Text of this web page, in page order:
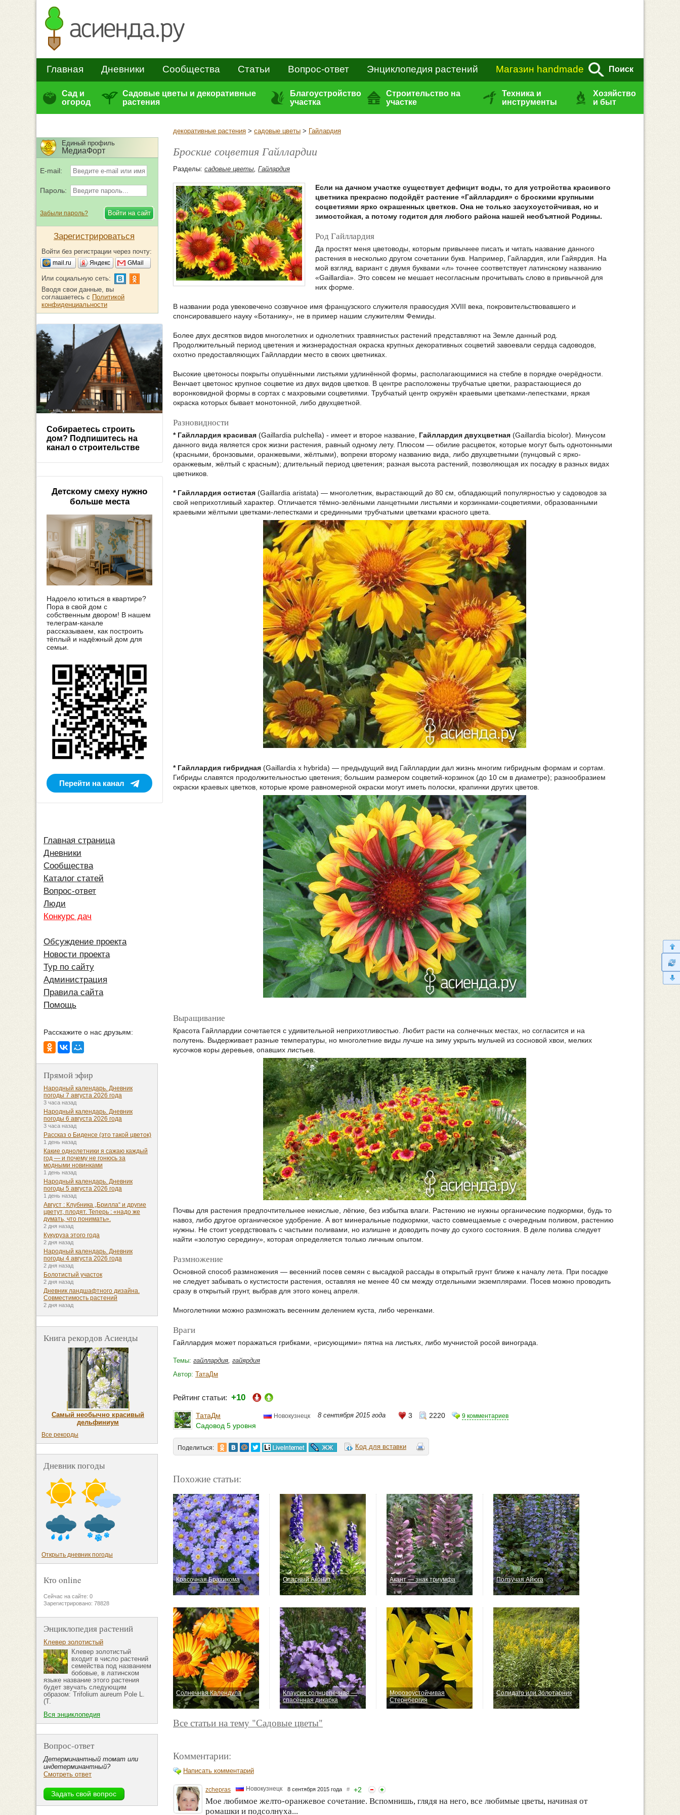
Главная Дневники Сообщества Статьи Вопрос-ответ Энциклопедия растений Магазин handmade Поиск
Сад и
огород
Садовые цветы и декоративные
растения
Благоустройство
участка
Строительство на
участке
Техника и
инструменты
Хозяйство
и быт
декоративные растения > садовые цветы > Гайлардия
Броские соцветия Гайллардии
Разделы: садовые цветы, Гайлардия
Если на дачном участке существует дефицит воды, то для устройства красивого
цветника прекрасно подойдёт растение «Гайллардия» с броскими крупными
соцветиями ярко окрашенных цветков. Она не только засухоустойчивая, но и
зимостойкая, а потому годится для любого района нашей необъятной Родины.
Род Гайллардия
Да простят меня цветоводы, которым привычнее писать и читать название данного
растения в несколько другом сочетании букв. Например, Гайлардия, или Гайярдия. На
мой взгляд, вариант с двумя буквами «л» точнее соответствует латинскому названию
«Gaillardia». Это совсем не мешает несогласным прочитывать слово в привычной для
них форме.
В названии рода увековечено созвучное имя французского служителя правосудия XVIII века, покровительствовавшего и
спонсировавшего науку «Ботанику», не в пример нашим служителям Фемиды.
Более двух десятков видов многолетних и однолетних травянистых растений представляют на Земле данный род.
Продолжительный период цветения и жизнерадостная окраска крупных декоративных соцветий завоевали сердца садоводов,
охотно предоставляющих Гайллардии место в своих цветниках.
Высокие цветоносы покрыты опушёнными листьями удлинённой формы, располагающимися на стебле в порядке очерёдности.
Венчает цветонос крупное соцветие из двух видов цветков. В центре расположены трубчатые цветки, разрастающиеся до
воронковидной формы в сортах с махровыми соцветиями. Трубчатый центр окружён краевыми цветками-лепестками, яркая
окраска которых бывает монотонной, либо двухцветной.
Разновидности
* Гайллардия красивая (Gaillardia pulchella) - имеет и второе название, Гайллардия двухцветная (Gaillardia bicolor). Минусом
данного вида является срок жизни растения, равный одному лету. Плюсом — обилие расцветок, которые могут быть однотонными
(красными, бронзовыми, оранжевыми, жёлтыми), вопреки второму названию вида, либо двухцветными (пунцовый с ярко-
оранжевым, жёлтый с красным); длительный период цветения; разная высота растений, позволяющая их посадку в разных видах
цветников.
* Гайллардия остистая (Gaillardia aristata) — многолетник, вырастающий до 80 см, обладающий популярностью у садоводов за
свой неприхотливый характер. Отличается тёмно-зелёными ланцетными листьями и корзинками-соцветиями, образованными
краевыми жёлтыми цветками-лепестками и срединными трубчатыми цветками красного цвета.
* Гайллардия гибридная (Gaillardia x hybrida) — предыдущий вид Гайллардии дал жизнь многим гибридным формам и сортам.
Гибриды славятся продолжительностью цветения; большим размером соцветий-корзинок (до 10 см в диаметре); разнообразием
окраски краевых цветков, которые кроме равномерной окраски могут иметь полоски, крапинки других цветов.
Выращивание
Красота Гайллардии сочетается с удивительной неприхотливостью. Любит расти на солнечных местах, но согласится и на
полутень. Выдерживает разные температуры, но многолетние виды лучше на зиму укрыть мульчей из сосновой хвои, мелких
кусочков коры деревьев, опавших листьев.
Почвы для растения предпочтительнее некислые, лёгкие, без избытка влаги. Растению не нужны органические подкормки, будь то
навоз, либо другое органическое удобрение. А вот минеральные подкормки, часто совмещаемые с очередным поливом, растению
нужны. Не стоит усердствовать с частыми поливами, но излишне и доводить почву до сухого состояния. В деле полива следует
найти «золотую середину», которая определяется только личным опытом.
Размножение
Основной способ размножения — весенний посев семян с высадкой рассады в открытый грунт ближе к началу лета. При посадке
не следует забывать о кустистости растения, оставляя не менее 40 см между отдельными экземплярами. Посев можно проводить
сразу в открытый грунт, выбрав для этого конец апреля.
Многолетники можно размножать весенним делением куста, либо черенками.
Враги
Гайллардия может поражаться грибками, «рисующими» пятна на листьях, либо мучнистой росой винограда.
Темы: гайллардия, гайярдия
Автор: ТатаДм
Рейтинг статьи: +10
ТатаДм
Садовод 5 уровня
Новокузнецк 8 сентября 2015 года 3 2220 9 комментариев
Поделиться: Код для вставки
Похожие статьи:
Красочная Брахикома Опасный Аконит Акант — знак триумфа Ползучая Айюга
Солнечная Календула
Клаусия солнцепёчная —
спасённая дикарка
Морозоустойчивая
Стернбергия
Солидаго или Золотарник
Все статьи на тему "Садовые цветы"
Комментарии:
Написать комментарий
zchepras Новокузнецк 8 сентября 2015 года # +2
Мое любимое желто-оранжевое сочетание. Вспомнишь, глядя на него, все любимые цветы, начиная от
ромашки и подсолнуха...
Единый профиль
МедиаФорт
E-mail:
Пароль:
Забыли пароль?
Зарегистрироваться
Войти без регистрации через почту:
mail.ru Яндекс GMail
Или социальную сеть:
Вводя свои данные, вы
соглашаетесь с Политикой
конфиденциальности
Собираетесь строить
дом? Подпишитесь на
канал о строительстве
Детскому смеху нужно
больше места
Надоело ютиться в квартире?
Пора в свой дом с
собственным двором! В нашем
телеграм-канале
рассказываем, как построить
тёплый и надёжный дом для
семьи.
Перейти на канал
Главная страница
Дневники
Сообщества
Каталог статей
Вопрос-ответ
Люди
Конкурс дач
Обсуждение проекта
Новости проекта
Тур по сайту
Администрация
Правила сайта
Помощь
Расскажите о нас друзьям:
Прямой эфир
Народный календарь. Дневник
погоды 7 августа 2026 года
3 часа назад
Народный календарь. Дневник
погоды 6 августа 2026 года
3 часа назад
Рассказ о Биденсе (это такой цветок)
1 день назад
Какие однолетники я сажаю каждый
год — и почему не гонюсь за
модными новинками
1 день назад
Народный календарь. Дневник
погоды 5 августа 2026 года
1 день назад
Август : Клубника „Брилла“ и другие
цветут, плодят. Теперь : «надо же
думать, что понимать».
2 дня назад
Кукуруза этого года
2 дня назад
Народный календарь. Дневник
погоды 4 августа 2026 года
2 дня назад
Болотистый участок
2 дня назад
Дневник ландшафтного дизайна.
Совместимость растений
2 дня назад
Книга рекордов Асиенды
Самый необычно красивый
дельфиниум
Все рекорды
Дневник погоды
Открыть дневник погоды
Кто online
Сейчас на сайте: 0
Зарегистрировано: 78828
Энциклопедия растений
Клевер золотистый
Клевер золотистый
входит в число растений
семейства под названием
бобовые, в латинском
языке название этого растения
будет звучать следующим
образом: Trifolium aureum Pole L.
(T.
Вся энциклопедия
Вопрос-ответ
Детерминантный томат или
индетерминантный?
Смотреть ответ